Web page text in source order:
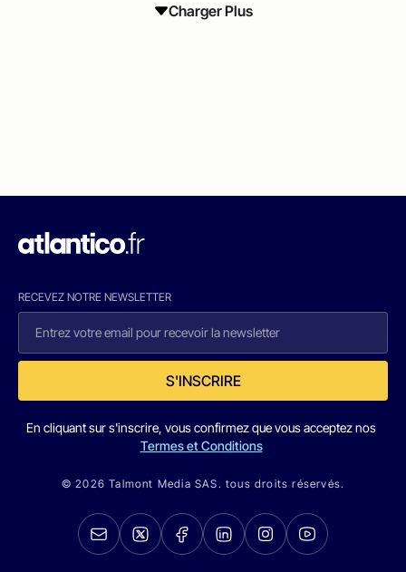
Charger Plus
RECEVEZ NOTRE NEWSLETTER
S'INSCRIRE
En cliquant sur s'inscrire, vous confirmez que vous acceptez nos
Termes et Conditions
© 2026 Talmont Media SAS. tous droits réservés.